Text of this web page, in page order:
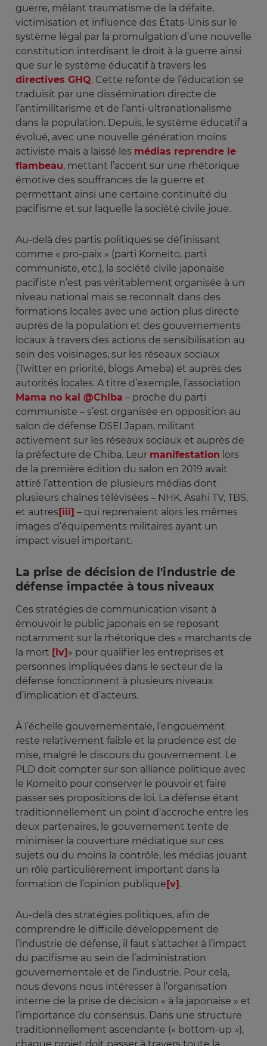
guerre, mêlant traumatisme de la défaite,
victimisation et influence des États-Unis sur le
système légal par la promulgation d’une nouvelle
constitution interdisant le droit à la guerre ainsi
que sur le système éducatif à travers les
directives GHQ. Cette refonte de l’éducation se
traduisit par une dissémination directe de
l’antimilitarisme et de l’anti-ultranationalisme
dans la population. Depuis, le système éducatif a
évolué, avec une nouvelle génération moins
activiste mais a laissé les médias reprendre le
flambeau, mettant l’accent sur une rhétorique
émotive des souffrances de la guerre et
permettant ainsi une certaine continuité du
pacifisme et sur laquelle la société civile joue.
Au-delà des partis politiques se définissant
comme « pro-paix » (parti Komeito, parti
communiste, etc.), la société civile japonaise
pacifiste n’est pas véritablement organisée à un
niveau national mais se reconnaît dans des
formations locales avec une action plus directe
auprès de la population et des gouvernements
locaux à travers des actions de sensibilisation au
sein des voisinages, sur les réseaux sociaux
(Twitter en priorité, blogs Ameba) et auprès des
autorités locales. A titre d’exemple, l’association
Mama no kai @Chiba – proche du parti
communiste – s’est organisée en opposition au
salon de défense DSEI Japan, militant
activement sur les réseaux sociaux et auprès de
la préfecture de Chiba. Leur manifestation lors
de la première édition du salon en 2019 avait
attiré l’attention de plusieurs médias dont
plusieurs chaînes télévisées – NHK, Asahi TV, TBS,
et autres[iii] – qui reprenaient alors les mêmes
images d’équipements militaires ayant un
impact visuel important.
La prise de décision de l'industrie de
défense impactée à tous niveaux
Ces stratégies de communication visant à
émouvoir le public japonais en se reposant
notamment sur la rhétorique des « marchants de
la mort [iv] » pour qualifier les entreprises et
personnes impliquées dans le secteur de la
défense fonctionnent à plusieurs niveaux
d’implication et d’acteurs.
À l’échelle gouvernementale, l’engouement
reste relativement faible et la prudence est de
mise, malgré le discours du gouvernement. Le
PLD doit compter sur son alliance politique avec
le Komeito pour conserver le pouvoir et faire
passer ses propositions de loi. La défense étant
traditionnellement un point d’accroche entre les
deux partenaires, le gouvernement tente de
minimiser la couverture médiatique sur ces
sujets ou du moins la contrôle, les médias jouant
un rôle particulièrement important dans la
formation de l’opinion publique [v] .
Au-delà des stratégies politiques, afin de
comprendre le difficile développement de
l’industrie de défense, il faut s’attacher à l’impact
du pacifisme au sein de l’administration
gouvernementale et de l’industrie. Pour cela,
nous devons nous intéresser à l’organisation
interne de la prise de décision « à la japonaise » et
l’importance du consensus. Dans une structure
traditionnellement ascendante (« bottom-up »),